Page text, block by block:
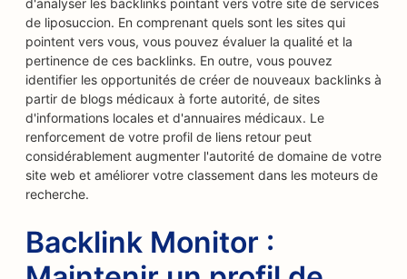
d'analyser les backlinks pointant vers votre site de services
de liposuccion. En comprenant quels sont les sites qui
pointent vers vous, vous pouvez évaluer la qualité et la
pertinence de ces backlinks. En outre, vous pouvez
identifier les opportunités de créer de nouveaux backlinks à
partir de blogs médicaux à forte autorité, de sites
d'informations locales et d'annuaires médicaux. Le
renforcement de votre profil de liens retour peut
considérablement augmenter l'autorité de domaine de votre
site web et améliorer votre classement dans les moteurs de
recherche.
Backlink Monitor :